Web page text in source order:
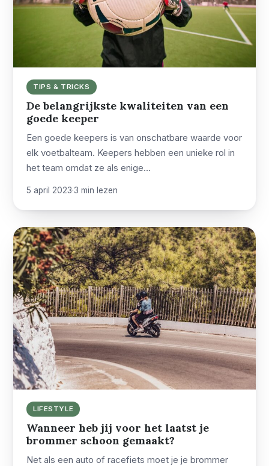
TIPS & TRICKS
De belangrijkste kwaliteiten van een
goede keeper
Een goede keepers is van onschatbare waarde voor
elk voetbalteam. Keepers hebben een unieke rol in
het team omdat ze als enige…
5 april 2023·3 min lezen
LIFESTYLE
Wanneer heb jij voor het laatst je
brommer schoon gemaakt?
Net als een auto of racefiets moet je je brommer